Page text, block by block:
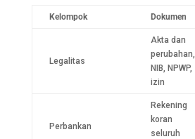
Kelompok Dokumen
Legalitas
Akta dan
perubahan,
NIB, NPWP,
izin
Perbankan
Rekening
koran
seluruh